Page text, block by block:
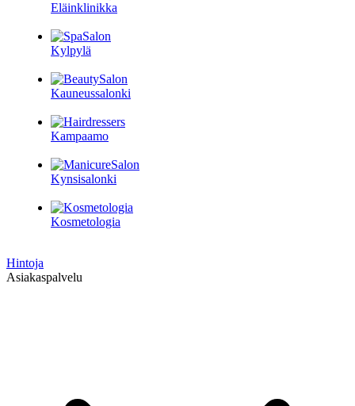
Eläinklinikka
Kylpylä
Kauneussalonki
Kampaamo
Kynsisalonki
Kosmetologia
Hintoja
Asiakaspalvelu